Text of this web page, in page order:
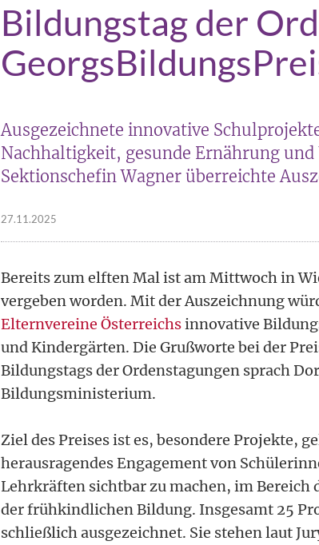
Bildungstag der
Ausgezeichnete innovative
Nachhaltigkeit, gesunde Ernährung
Sektionschefin Wagner überreichte
27.11.2025
Bereits zum elften Mal ist am Mittwoch in
vergeben worden. Mit der Auszeichnung
Elternvereine Österreichsinnovative
und Kindergärten. Die Grußworte bei der
Bildungstags der Ordenstagungen sprach
Bildungsministerium.
Ziel des Preises ist es, besondere Projekte,
herausragendes Engagement von
Lehrkräften sichtbar zu machen, im
der frühkindlichen Bildung. Insgesamt 25
schließlich ausgezeichnet. Sie stehen laut